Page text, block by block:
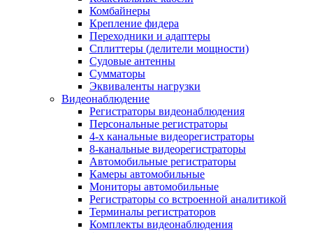
Комбайнеры
Крепление фидера
Переходники и адаптеры
Сплиттеры (делители мощности)
Судовые антенны
Сумматоры
Эквиваленты нагрузки
Видеонаблюдение
Регистраторы видеонаблюдения
Персональные регистраторы
4-х канальные видеорегистраторы
8-канальные видеорегистраторы
Автомобильные регистраторы
Камеры автомобильные
Мониторы автомобильные
Регистраторы со встроенной аналитикой
Терминалы регистраторов
Комплекты видеонаблюдения